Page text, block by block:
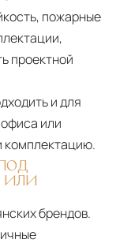
пожарные
проектной
и для
или
комплектацию.
ИЛИ
брендов.